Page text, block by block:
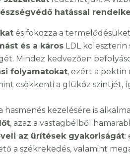
hatással
és fokozza a
és a káros LDL
Mindez kedvezően
folyamatokat, ezért a pektin
csökkenti a glükóz szintjét,
hasmenés kezelésére is
, azaz a vastagbélből
az ürítések gyakoriságát:
a székrekedés, valamint